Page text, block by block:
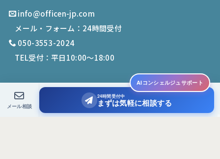
info@officen-jp.com
メール・フォーム：24時間受付
050-3553-2024
TEL受付：平日10:00〜18:00
2026Office N. All Rights Reserved.
AIコンシェルジュサポート
メール相談
24時間受付中
まずは気軽に相談する